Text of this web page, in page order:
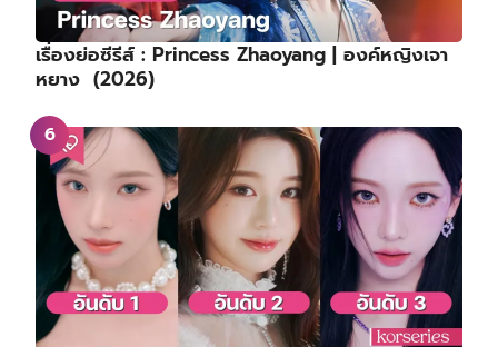
เรื่องย่อซีรีส์ : Princess Zhaoyang | องค์หญิงเจา
หยาง (2026)